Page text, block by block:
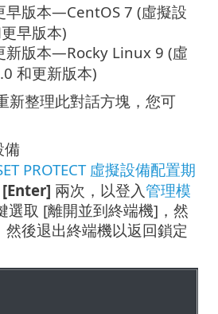
早版本—CentOS 7 (虛擬設
早版本)
新版本—Rocky Linux 9 (虛
和更新版本)
新整理此對話方塊，您可
備
PROTECT 虛擬設備配置期
[Enter] 兩次，以登入管理模
選取 [離開並到終端機]，然
然後退出終端機以返回鎖定